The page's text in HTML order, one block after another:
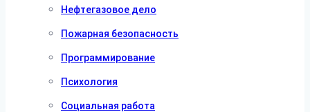
Нефтегазовое дело
Пожарная безопасность
Программирование
Психология
Социальная работа